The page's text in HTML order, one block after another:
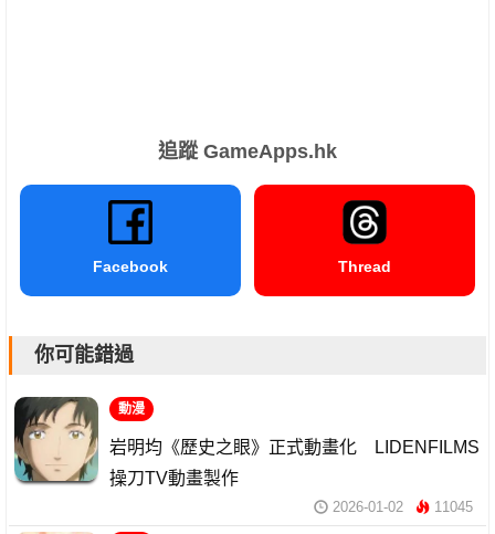
追蹤 GameApps.hk
Facebook Thread
你可能錯過
動漫
岩明均《歷史之眼》正式動畫化 LIDENFILMS
操刀TV動畫製作
2026-01-02 11045